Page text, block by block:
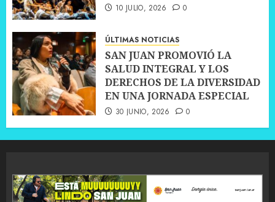
10 JULIO, 2026 0
ÚLTIMAS NOTICIAS
SAN JUAN PROMOVIÓ LA
SALUD INTEGRAL Y LOS
DERECHOS DE LA DIVERSIDAD
EN UNA JORNADA ESPECIAL
30 JUNIO, 2026 0